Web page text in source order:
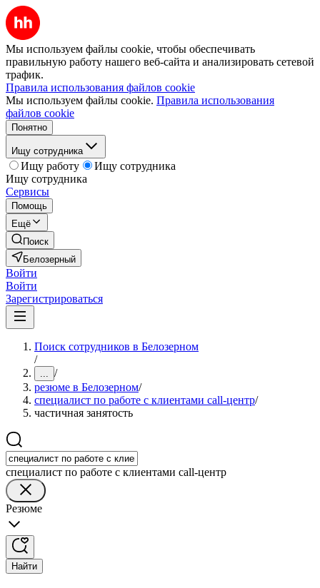
Мы используем файлы cookie, чтобы обеспечивать
правильную работу нашего веб-сайта и анализировать сетевой
трафик.
Правила использования файлов cookie
Мы используем файлы cookie. Правила использования
файлов cookie
Понятно
Ищу сотрудника
Ищу работу
Ищу сотрудника
Ищу сотрудника
Сервисы
Помощь
Ещё
Поиск
Белозерный
Войти
Войти
Зарегистрироваться
Поиск сотрудников в Белозерном
/
... /
резюме в Белозерном/
специалист по работе с клиентами call-центр/
частичная занятость
специалист по работе с клиентами call-центр
Резюме
Найти